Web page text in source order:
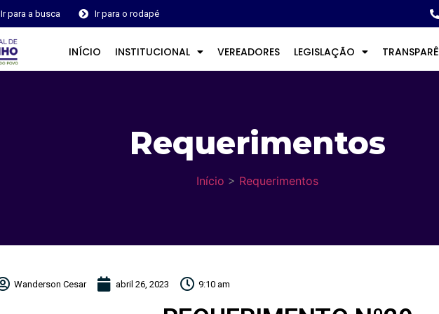
Ir para a busca Ir para o rodapé
INÍCIO INSTITUCIONAL VEREADORES LEGISLAÇÃO
Requerimentos
Início > Requerimentos
Wanderson Cesar abril 26, 2023 9:10 am